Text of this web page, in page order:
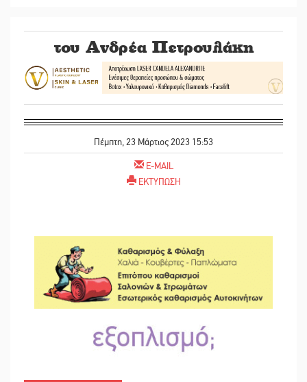
του Ανδρέα Πετρουλάκη
Πέμπτη, 23 Μάρτιος 2023 15:53
E-MAIL
ΕΚΤΥΠΩΣΗ